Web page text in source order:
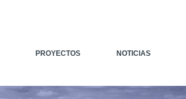
PROYECTOS NOTICIAS